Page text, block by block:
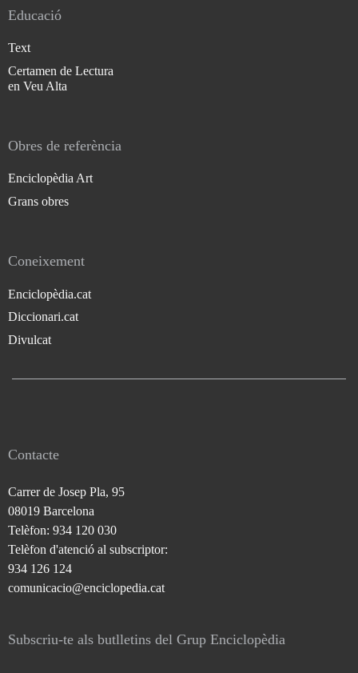
Educació
Text
Certamen de Lectura
en Veu Alta
Obres de referència
Enciclopèdia Art
Grans obres
Coneixement
Enciclopèdia.cat
Diccionari.cat
Divulcat
Contacte
Carrer de Josep Pla, 95
08019 Barcelona
Telèfon: 934 120 030
Telèfon d'atenció al subscriptor:
934 126 124
comunicacio@enciclopedia.cat
Subscriu-te als butlletins del Grup Enciclopèdia